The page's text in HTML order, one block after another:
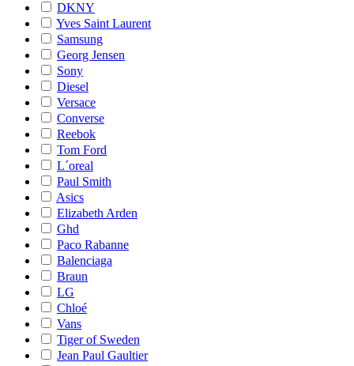
DKNY
Yves Saint Laurent
Samsung
Georg Jensen
Sony
Diesel
Versace
Converse
Reebok
Tom Ford
L´oreal
Paul Smith
Asics
Elizabeth Arden
Ghd
Paco Rabanne
Balenciaga
Braun
LG
Chloé
Vans
Tiger of Sweden
Jean Paul Gaultier